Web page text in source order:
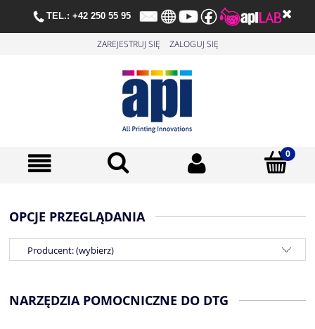
TE L.: +42 250 55 95
ZAREJESTRUJ SIĘ ZALOGUJ SIĘ
OPCJE PRZEGLĄDANIA
Producent: (wybierz)
NARZĘDZIA POMOCNICZNE DO DTG